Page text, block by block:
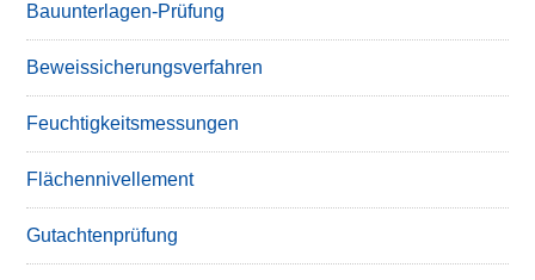
Bauunterlagen-Prüfung
Beweissicherungsverfahren
Feuchtigkeitsmessungen
Flächennivellement
Gutachtenprüfung